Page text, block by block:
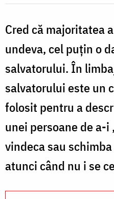
pe
alții
/
Foto:
Pr.
Atudori
Cred că majoritatea
undeva, cel puțin o
salvatorului. În
salvatorului este un
folosit pentru a
unei persoane de a-i
vindeca sau
atunci când nu i se